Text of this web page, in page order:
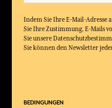
Indem Sie Ihre E-Mail-Adresse
Sie Ihre Zustimmung, E-Mails
Sie unsere
Sie können den Newsletter
BEDINGUNGEN